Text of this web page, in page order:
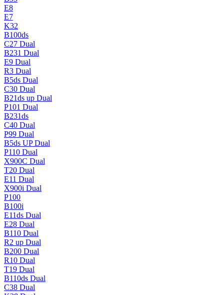
E8
E7
K32
B100ds
C27 Dual
B231 Dual
E9 Dual
R3 Dual
B5ds Dual
C30 Dual
B21ds up Dual
P101 Dual
B231ds
C40 Dual
P99 Dual
B5ds UP Dual
P110 Dual
X900C Dual
T20 Dual
E11 Dual
X900i Dual
P100
B100i
E11ds Dual
E28 Dual
B110 Dual
R2 up Dual
B200 Dual
R10 Dual
T19 Dual
B110ds Dual
C38 Dual